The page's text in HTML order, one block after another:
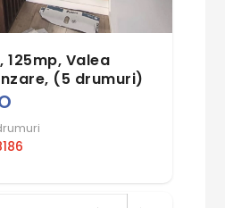
125mp, Valea
(5 drumuri)